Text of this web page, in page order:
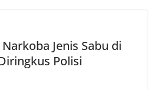
Jenis Sabu di
Polisi